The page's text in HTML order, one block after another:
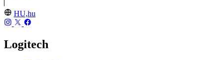
HU,hu
Logitech